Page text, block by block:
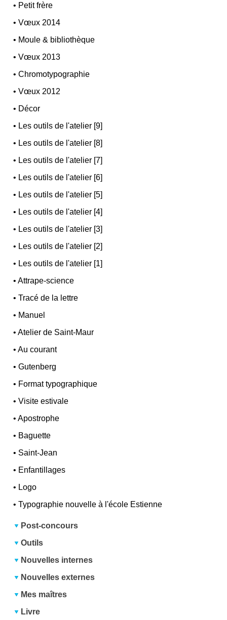
• Petit frère
•Vœux 2014
• Moule & bibliothèque
•Vœux 2013
•Chromotypographie
•Vœux 2012
• Décor
• Les outils de l'atelier [9]
• Les outils de l'atelier [8]
• Les outils de l'atelier [7]
• Les outils de l'atelier [6]
• Les outils de l'atelier [5]
• Les outils de l'atelier [4]
• Les outils de l'atelier [3]
• Les outils de l'atelier [2]
• Les outils de l'atelier [1]
•Attrape-science
•Tracé de la lettre
• Manuel
•Atelier de Saint-Maur
•Au courant
•Gutenberg
• Format typographique
•Visite estivale
•Apostrophe
• Baguette
• Saint-Jean
• Enfantillages
• Logo
•Typographie nouvelle à l'école Estienne
Post-concours
Outils
Nouvelles internes
Nouvelles externes
Mes maîtres
Livre